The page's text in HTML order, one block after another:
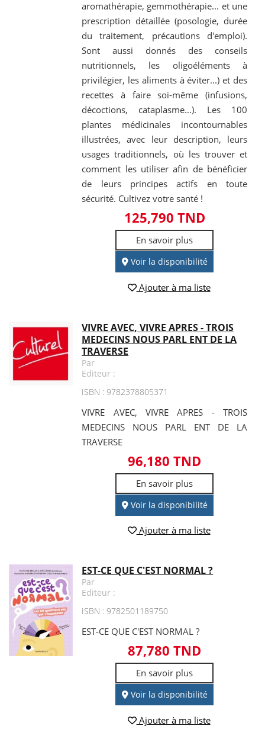
aromathérapie, gemmothérapie... et une
prescription détaillée (posologie, durée
du traitement, précautions d'emploi).
Sont aussi donnés des conseils
nutritionnels, les oligoéléments à
privilégier, les aliments à éviter...) et des
recettes à faire soi-même (infusions,
décoctions, cataplasme...). Les 100
plantes médicinales incontournables
illustrées, avec leur description, leurs
usages traditionnels, où les trouver et
comment les utiliser afin de bénéficier
de leurs principes actifs en toute
sécurité. Cultivez votre santé !
125,790 TND
En savoir plus
Voir la disponibilité
Ajouter à ma liste
VIVRE AVEC, VIVRE APRES - TROIS
MEDECINS NOUS PARL ENT DE LA
TRAVERSE
Par
Editeur :
ISBN : 9782378805371
VIVRE AVEC, VIVRE APRES - TROIS
MEDECINS NOUS PARL ENT DE LA
TRAVERSE
96,180 TND
En savoir plus
Voir la disponibilité
Ajouter à ma liste
EST-CE QUE C'EST NORMAL ?
Par
Editeur :
ISBN : 9782501189750
EST-CE QUE C'EST NORMAL ?
87,780 TND
En savoir plus
Voir la disponibilité
Ajouter à ma liste